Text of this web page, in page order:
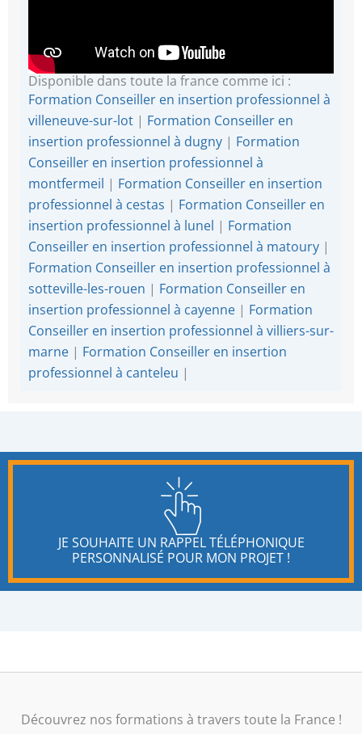
Disponible dans toute la france comme ici :
Formation Conseiller en insertion professionnel à
villeneuve-sur-lot | Formation Conseiller en
insertion professionnel à dugny | Formation
Conseiller en insertion professionnel à
montfermeil | Formation Conseiller en insertion
professionnel à cestas | Formation Conseiller en
insertion professionnel à lunel | Formation
Conseiller en insertion professionnel à matoury |
Formation Conseiller en insertion professionnel à
sotteville-les-rouen | Formation Conseiller en
insertion professionnel à cayenne | Formation
Conseiller en insertion professionnel à villiers-sur-
marne | Formation Conseiller en insertion
professionnel à canteleu |
JE SOUHAITE UN RAPPEL TÉLÉPHONIQUE
PERSONNALISÉ POUR MON PROJET !
Découvrez nos formations à travers toute la France !